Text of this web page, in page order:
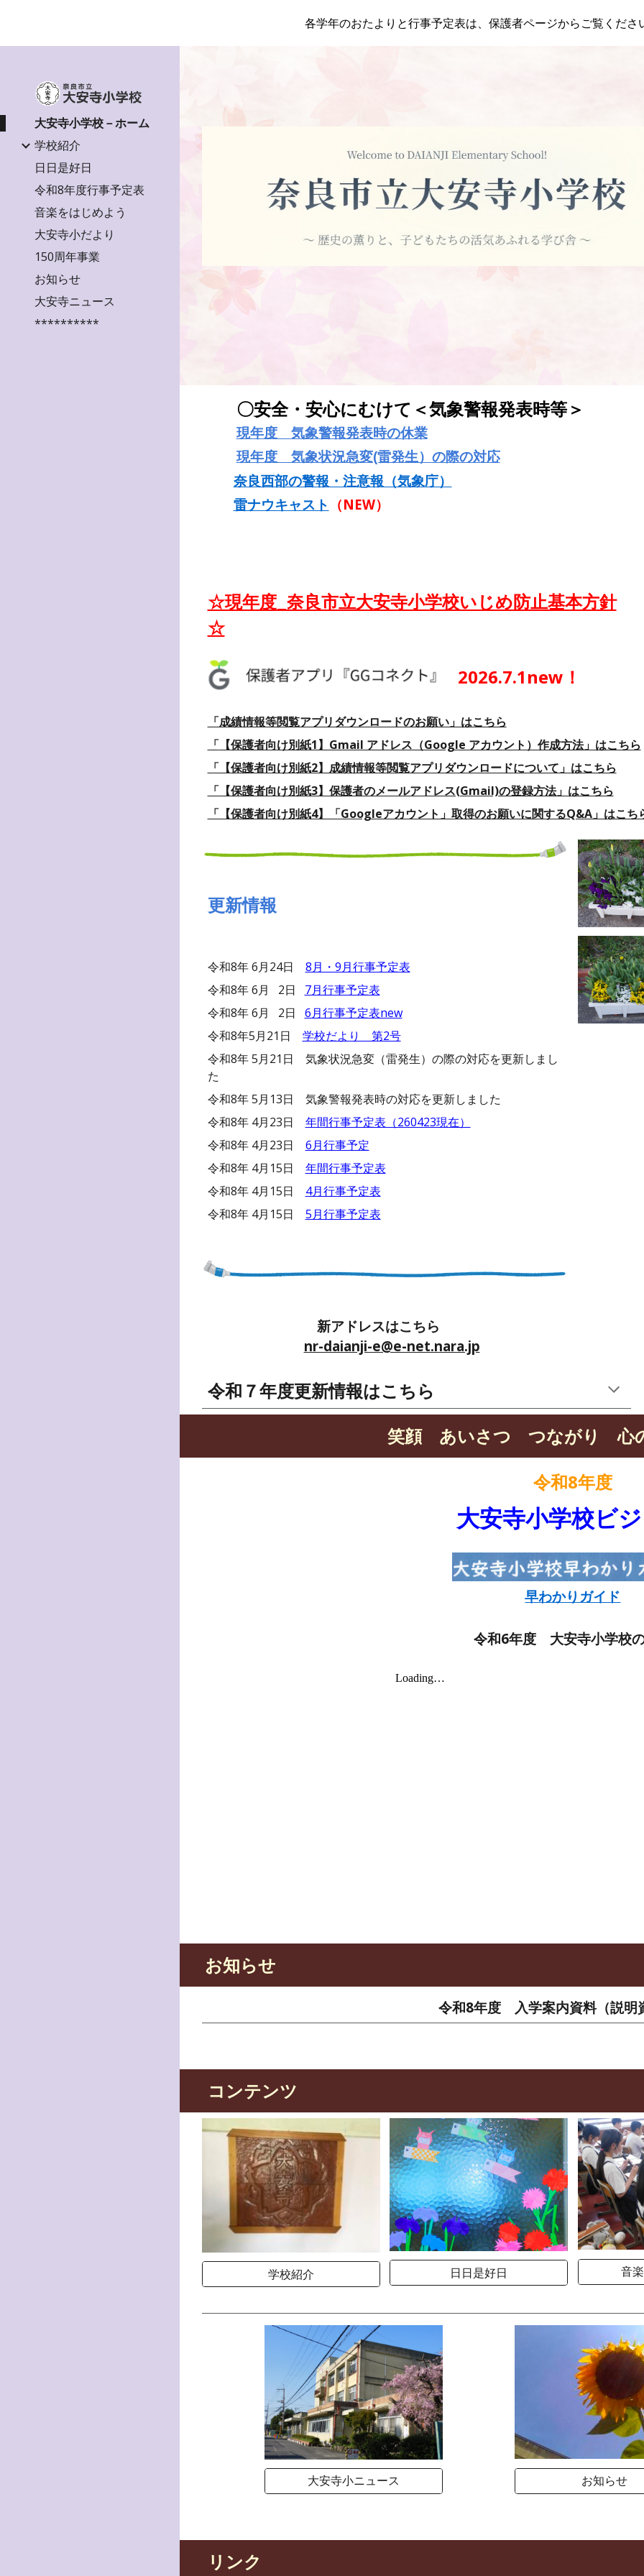
Skip to main content Skip to
各学年のおたよりと行事予定表は、保護者ページからご覧くださ
大安寺小学校－ホーム
学校紹介
日日是好日
令和8年度行事予定表
音楽をはじめよう
大安寺小だより
150周年事業
お知らせ
大安寺ニュース
**********
〇安全・安心にむけて ＜気象警報発表時等＞
現年度 気象警報発表時の休業
現年度 気象状況急変(雷発生）の際の対応
奈良西部の警報・注意報（気象庁）
雷ナウキャスト （NEW）
☆現年度_奈良市立大安寺小学校いじめ防止基本方針
☆
2026.7.1new！
「成績情報等閲覧アプリダウンロードのお願い」はこちら
「 【保護者向け別紙1】Gmail アドレス（Google アカウント）作成方法」はこちら
「【保護者向け別紙2】成績情報等閲覧アプリダウンロードについて」はこちら
「【保護者向け別紙3】保護者のメールアドレス(Gmail)の登録方法」はこちら
「【保護者向け別紙4】「Googleアカウント」取得のお願いに関するQ&A」はこち
更新情報
令和8年 6月24日 8月・9月行事予定表
令和8年6月 2日 7月行事予定表
令和8年6月 2日 6月行事予定表new
令和8年5月21日 学校だより 第2号
令和8年 5月21 日 気象状況急変（雷発生） の際の対応を更新しまし
た
令和8年5月 13日 気象警報発表時の対応を更新しました
令和8年 4月23日 年間行事予定表（260423現在）
令和8年 4月23日 6月行事予定
令和8年 4月15日 年間行事予定表
令和8年 4月15日 4月行事予定表
令和8年 4月15日 5月行事予定表
新アドレスはこちら
nr-daianji-e@e-net.nara.jp
令和７年度更新情報はこちら
笑顔 あいさつ つながり 心
令和8年度
大安寺小学校ビ
早わかりガイド
令和6年度 大安寺小学校
お知らせ
令和8年度 入学案内資料（説明
コンテンツ
学校紹介 日日是好日 音
大安寺小ニュース お知らせ
リンク